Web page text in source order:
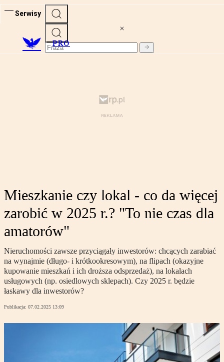
Serwisy
PRO
Mieszkanie czy lokal - co da więcej
zarobić w 2025 r.? "To nie czas dla
amatorów"
Nieruchomości zawsze przyciągały inwestorów: chcących zarabiać
na wynajmie (długo- i krótkookresowym), na flipach (okazyjne
kupowanie mieszkań i ich droższa odsprzedaż), na lokalach
usługowych (np. osiedlowych sklepach). Czy 2025 r. będzie
łaskawy dla inwestorów?
Publikacja: 07.02.2025 13:09